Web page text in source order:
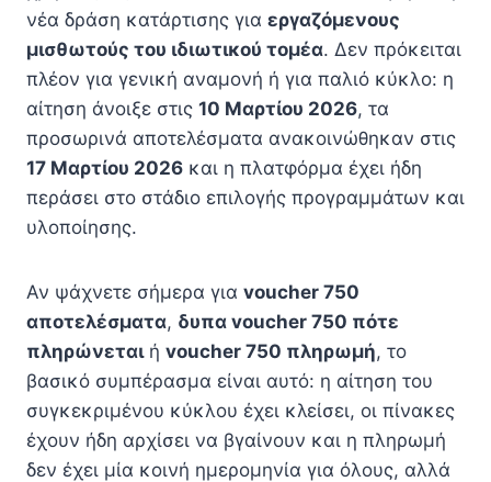
νέα δράση κατάρτισης για εργαζόμενους
μισθωτούς του ιδιωτικού τομέα. Δεν πρόκειται
πλέον για γενική αναμονή ή για παλιό κύκλο: η
αίτηση άνοιξε στις 10 Μαρτίου 2026, τα
προσωρινά αποτελέσματα ανακοινώθηκαν στις
17 Μαρτίου 2026 και η πλατφόρμα έχει ήδη
περάσει στο στάδιο επιλογής προγραμμάτων και
υλοποίησης.
Αν ψάχνετε σήμερα για voucher 750
αποτελέσματα, δυπα voucher 750 πότε
πληρώνεταιή voucher 750 πληρωμή, το
βασικό συμπέρασμα είναι αυτό: η αίτηση του
συγκεκριμένου κύκλου έχει κλείσει, οι πίνακες
έχουν ήδη αρχίσει να βγαίνουν και η πληρωμή
δεν έχει μία κοινή ημερομηνία για όλους, αλλά